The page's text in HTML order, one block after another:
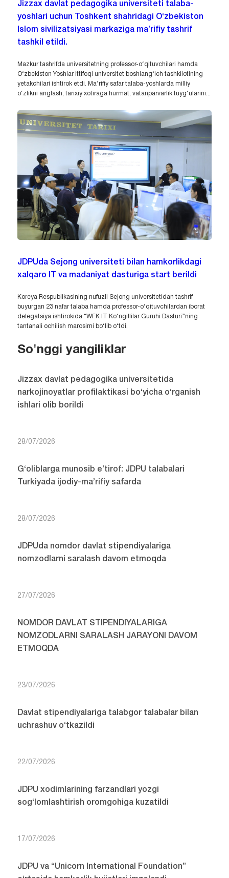
Jizzax davlat pedagogika universiteti talaba-
yoshlari uchun Toshkent shahridagi O‘zbekiston
Islom sivilizatsiyasi markaziga ma’rifiy tashrif
tashkil etildi.
Mazkur tashrifda universitetning professor-o‘qituvchilari hamda
O‘zbekiston Yoshlar ittifoqi universitet boshlang‘ich tashkilotining
yetakchilari ishtirok etdi. Ma’rifiy safar talaba-yoshlarda milliy
o‘zlikni anglash, tarixiy xotiraga hurmat, vatanparvarlik tuyg‘ularini...
JDPUda Sejong universiteti bilan hamkorlikdagi
xalqaro IT va madaniyat dasturiga start berildi
Koreya Respublikasining nufuzli Sejong universitetidan tashrif
buyurgan 23 nafar talaba hamda professor-o‘qituvchilardan iborat
delegatsiya ishtirokida “WFK IT Ko‘ngillilar Guruhi Dasturi”ning
tantanali ochilish marosimi bo‘lib o‘tdi.
So'nggi yangiliklar
Jizzax davlat pedagogika universitetida
narkojinoyatlar profilaktikasi bo‘yicha o‘rganish
ishlari olib borildi
28/07/2026
G‘oliblarga munosib e’tirof: JDPU talabalari
Turkiyada ijodiy-ma’rifiy safarda
28/07/2026
JDPUda nomdor davlat stipendiyalariga
nomzodlarni saralash davom etmoqda
27/07/2026
NOMDOR DAVLAT STIPENDIYALARIGA
NOMZODLARNI SARALASH JARAYONI DAVOM
ETMOQDA
23/07/2026
Davlat stipendiyalariga talabgor talabalar bilan
uchrashuv o‘tkazildi
22/07/2026
JDPU xodimlarining farzandlari yozgi
sog‘lomlashtirish oromgohiga kuzatildi
17/07/2026
JDPU va “Unicorn International Foundation”